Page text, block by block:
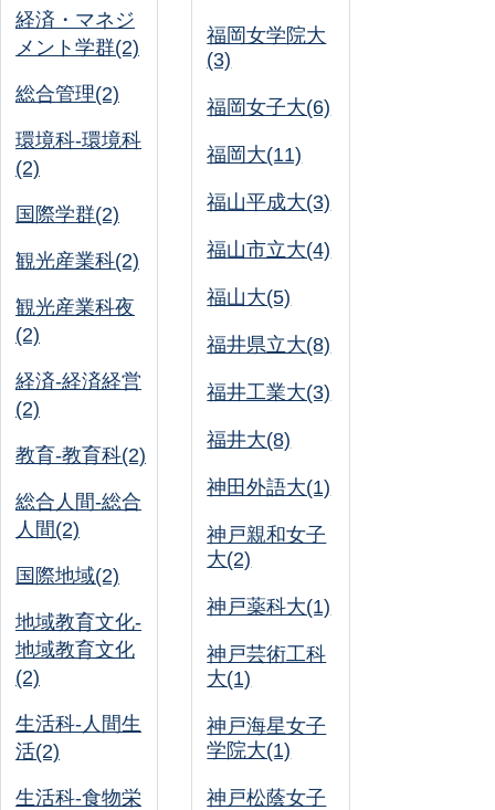
経済・マネジ
メント学群(2)
総合管理(2)
環境科-環境科
(2)
国際学群(2)
観光産業科(2)
観光産業科夜
(2)
経済-経済経営
(2)
教育-教育科(2)
総合人間-総合
人間(2)
国際地域(2)
地域教育文化-
地域教育文化
(2)
生活科-人間生
活(2)
生活科-食物栄
福岡女学院大
(3)
福岡女子大(6)
福岡大(11)
福山平成大(3)
福山市立大(4)
福山大(5)
福井県立大(8)
福井工業大(3)
福井大(8)
神田外語大(1)
神戸親和女子
大(2)
神戸薬科大(1)
神戸芸術工科
大(1)
神戸海星女子
学院大(1)
神戸松蔭女子